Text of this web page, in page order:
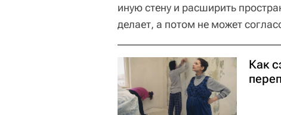
иную стену и расширить
делает, а потом не может
Как